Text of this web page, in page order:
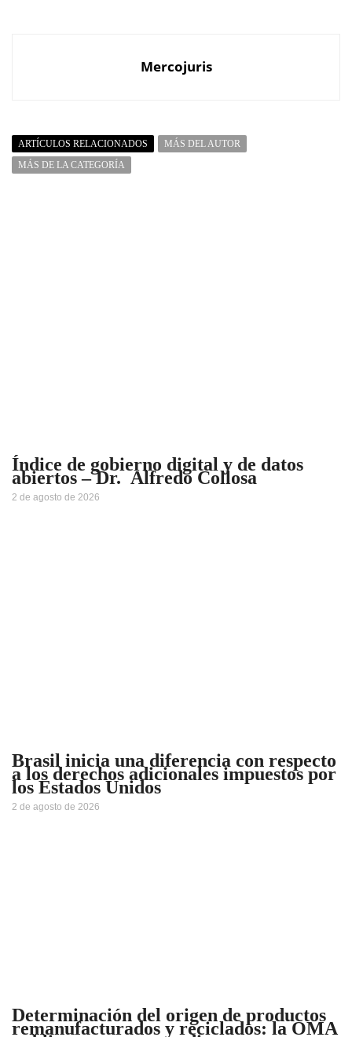
Mercojuris
ARTÍCULOS RELACIONADOS
MÁS DEL AUTOR
MÁS DE LA CATEGORÍA
Índice de gobierno digital y de datos
abiertos – Dr. Alfredo Collosa
2 de agosto de 2026
Brasil inicia una diferencia con respecto
a los derechos adicionales impuestos por
los Estados Unidos
2 de agosto de 2026
Determinación del origen de productos
remanufacturados y reciclados: la OMA